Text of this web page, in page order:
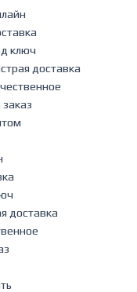
ключ
доставка
доставка